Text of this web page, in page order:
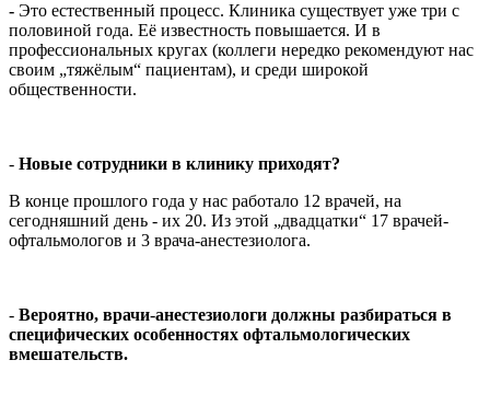
- Это естественный процесс. Клиника существует уже три с
половиной года. Её известность повышается. И в
профессиональных кругах (коллеги нередко рекомендуют нас
своим „тяжёлым“ пациентам), и среди широкой
общественности.
- Новые сотрудники в клинику приходят?
В конце прошлого года у нас работало 12 врачей, на
сегодняшний день - их 20. Из этой „двадцатки“ 17 врачей-
офтальмологов и 3 врача-анестезиолога.
- Вероятно, врачи-анестезиологи должны разбираться в
специфических особенностях офтальмологических
вмешательств.